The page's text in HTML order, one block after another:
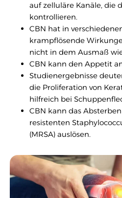
auf zelluläre Kanäle, die
kontrollieren.
CBN hat in
krampflösende
nicht in dem Ausmaß
CBN kann den Appetit
Studienergebnisse
die Proliferation von
hilfreich bei
CBN kann das
resistenten
(MRSA) auslösen.